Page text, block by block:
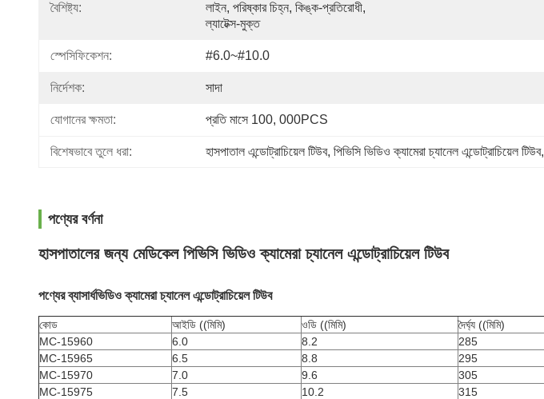
বৈশিষ্ট্য:
লাইন, পরিষ্কার চিহ্ন, কিঙ্ক-প্রতিরোধী,
ল্যাটেক্স-মুক্ত
স্পেসিফিকেশন: #6.0~#10.0
নির্দেশক: সাদা
যোগানের ক্ষমতা: প্রতি মাসে 100, 000PCS
বিশেষভাবে তুলে ধরা: হাসপাতাল এন্ডোট্রাচিয়েল টিউব, পিভিসি ভিডিও ক্যামেরা চ্যানেল এন্ডোট্রাচিয়েল টিউব,
পণ্যের বর্ণনা
হাসপাতালের জন্য মেডিকেল পিভিসি ভিডিও ক্যামেরা চ্যানেল এন্ডোট্রাচিয়েল টিউব
পণ্যের ব্যাসার্ধভিডিও ক্যামেরা চ্যানেল এন্ডোট্রাচিয়েল টিউব
কোড আইডি ((মিমি) ওডি ((মিমি)
দৈর্ঘ্য ((মিমি)
MC-15960
6.0 8.2
285
MC-15965
6.5 8.8
295
MC-15970
7.0 9.6
305
MC-15975
7.5 10.2
315